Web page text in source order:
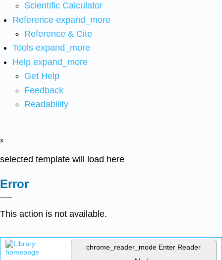
Scientific Calculator
Reference expand_more
Reference & Cite
Tools expand_more
Help expand_more
Get Help
Feedback
Readability
x
selected template will load here
Error
This action is not available.
chrome_reader_mode Enter Reader